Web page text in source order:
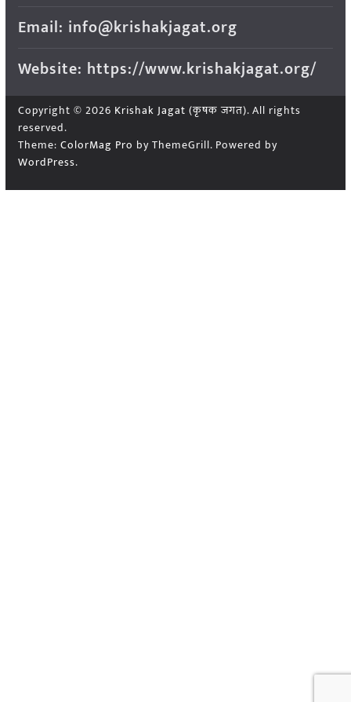
Email: info@krishakjagat.org
Website: https://www.krishakjagat.org/
Copyright © 2026 Krishak Jagat (कृषक जगत). All rights
reserved.
Theme: ColorMag Pro by ThemeGrill. Powered by
WordPress.